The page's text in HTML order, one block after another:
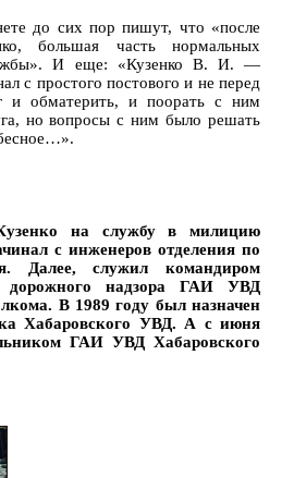
до сих пор пишут, что «после
большая часть нормальных
И еще: «Кузенко В. И. —
с простого постового и не перед
и обматерить, и поорать с ним
но вопросы с ним было решать
на службу в милицию
с инженеров отделения по
Далее, служил командиром
дорожного надзора ГАИ УВД
В 1989 году был назначен
Хабаровского УВД. А с июня
ГАИ УВД Хабаровского